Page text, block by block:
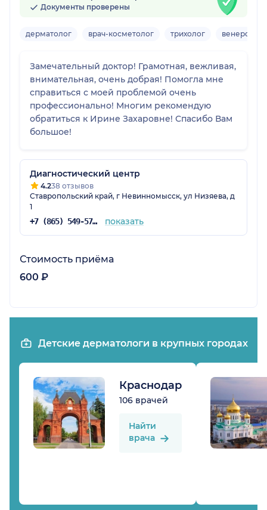
Документы проверены
дерматолог врач-косметолог трихолог венеролог
Замечательный доктор! Грамотная, вежливая,
внимательная, очень добрая! Помогла мне
справиться с моей проблемой очень
профессионально! Многим рекомендую
обратиться к Ирине Захаровне! Спасибо Вам
большое!
Диагностический центр
4.238 отзывов
Ставропольский край, г Невинномысск, ул Низяева, д
1
+7 (865) 549-57-77 показать
Стоимость приёма
600 ₽
Детские дерматологи в крупных городах
Краснодар
106 врачей
Найти
врача